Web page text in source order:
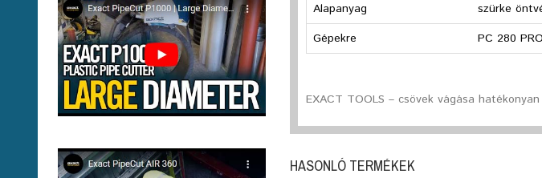
Alapanyag
szürke
Gépekre
PC 280
EXACT TOOLS – csövek vágása hatékonyan
HASONLÓ TERMÉKEK